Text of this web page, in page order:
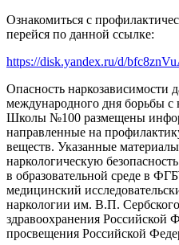
Ознакомиться с
перейся по данной ссылке:
https://disk.yandex.ru/d/
Опасность наркозависимости
международного дня борьбы
Школы №100 размещены
направленные на
веществ. Указанные
наркологическую
в образовательной среде в
медицинский
наркологии им. В.П.
здравоохранения Российской
просвещения Российской